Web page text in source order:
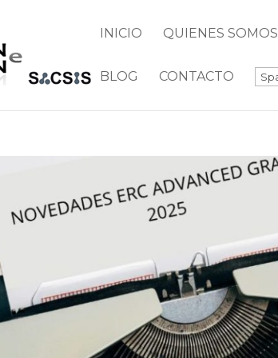
INICIO QUIENES SOMOS
BLOG CONTACTO